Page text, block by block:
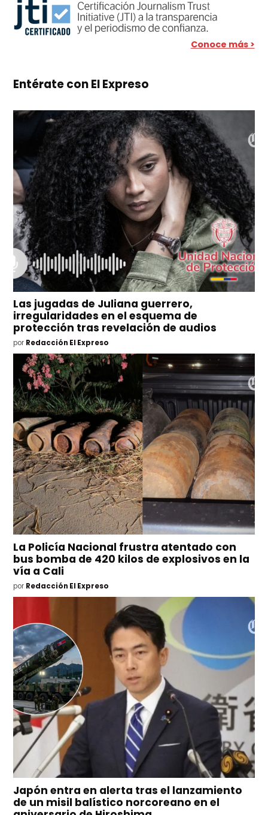
Conoce más >
Entérate con El Expreso
Las jugadas de Juliana guerrero,
irregularidades en el esquema de
protección tras revelación de audios
por Redacción El Expreso
La Policía Nacional frustra atentado con
bus bomba de 420 kilos de explosivos en la
vía a Cali
por Redacción El Expreso
Japón entra en alerta tras el lanzamiento
de un misil balístico norcoreano en el